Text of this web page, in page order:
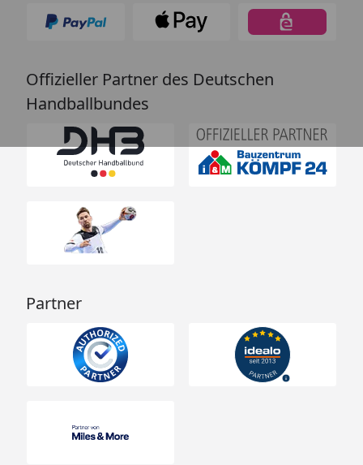
Offizieller Partner des Deutschen
Handballbundes
Partner